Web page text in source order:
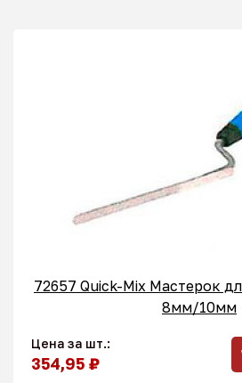
72657 Quick-Mix Мастерок
8мм/10мм
Цена за шт.:
354,95 ₽